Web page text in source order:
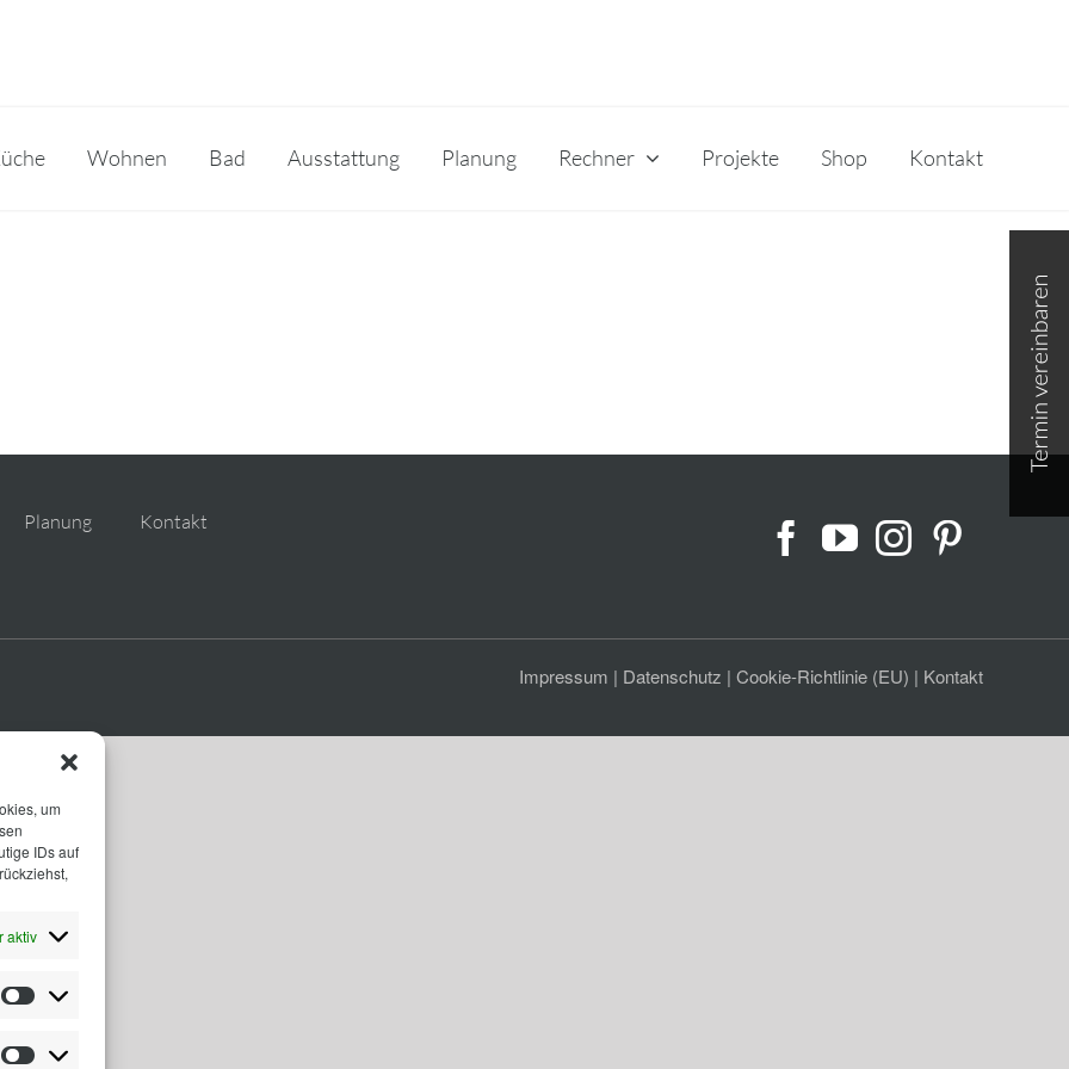
um
IDs auf
aktiv
Statistiken
Wohnen Bad Ausstattung Planung Rechner Projekte Shop Kontakt
Planung Kontakt
Impressum | Datenschutz | Cookie-Richtlinie (EU) | Kontakt
Area